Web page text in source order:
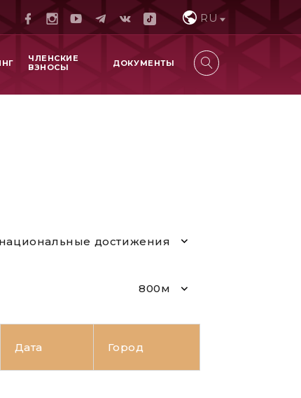
RU
ЧЛЕНСКИЕ
ВЗНОСЫ
ДОКУМЕНТЫ
достижения
800м
Дата Город